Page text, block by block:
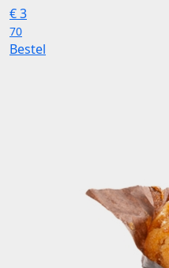
€3
70
Bestel